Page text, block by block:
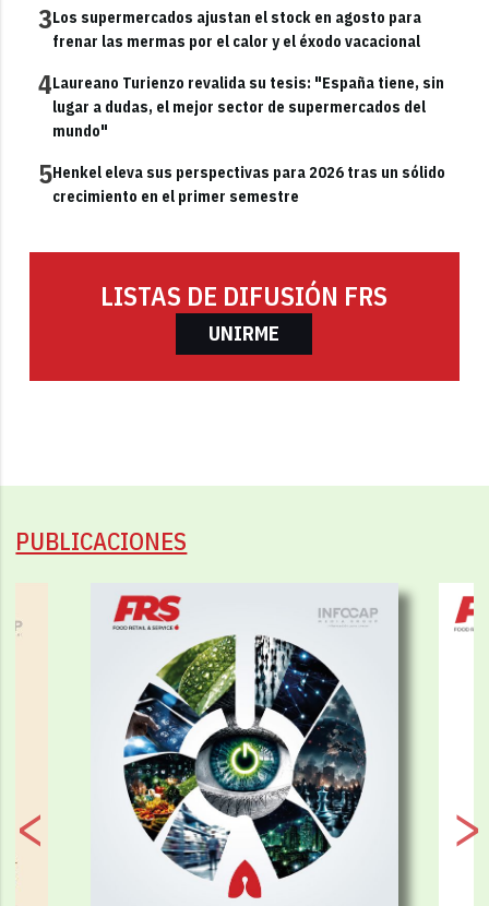
3Los supermercados ajustan el stock en agosto para
frenar las mermas por el calor y el éxodo vacacional
4Laureano Turienzo revalida su tesis: "España tiene, sin
lugar a dudas, el mejor sector de supermercados del
mundo"
5Henkel eleva sus perspectivas para 2026 tras un sólido
crecimiento en el primer semestre
LISTAS DE DIFUSIÓN FRS
UNIRME
PUBLICACIONES